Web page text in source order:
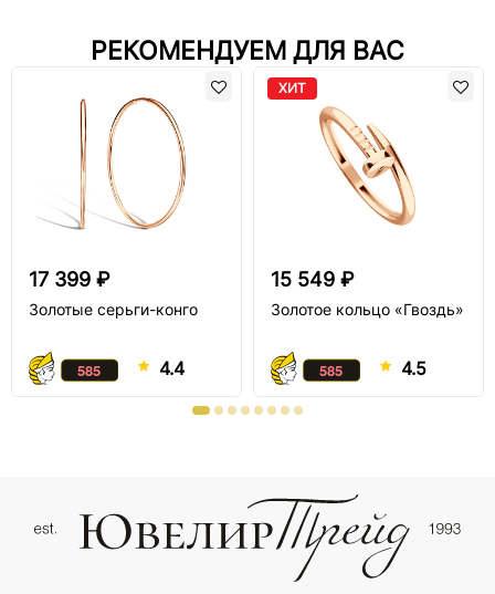
РЕКОМЕНДУЕМ ДЛЯ ВАС
17 399 ₽
Золотые серьги-конго
4.4
ХИТ
15 549 ₽
Золотое кольцо «Гвоздь»
4.5